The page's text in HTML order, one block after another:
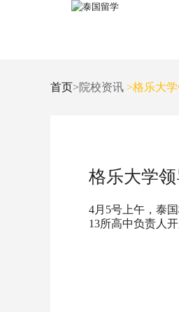
首页>院校资讯 >格乐大
格乐大学
4月5号上午，泰
13所高中负责人